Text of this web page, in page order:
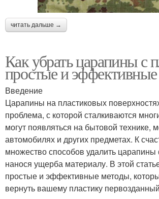
читать дальше →
Как убрать царапины с
простые и
Введение
Царапины на пластиковых
проблема, с которой сталкиваются
могут появляться на бытовой технике,
автомобилях и других предметах. К
множество способов удалить царапины
нанося ущерба материалу. В этой
простые и эффективные методы,
вернуть вашему пластику